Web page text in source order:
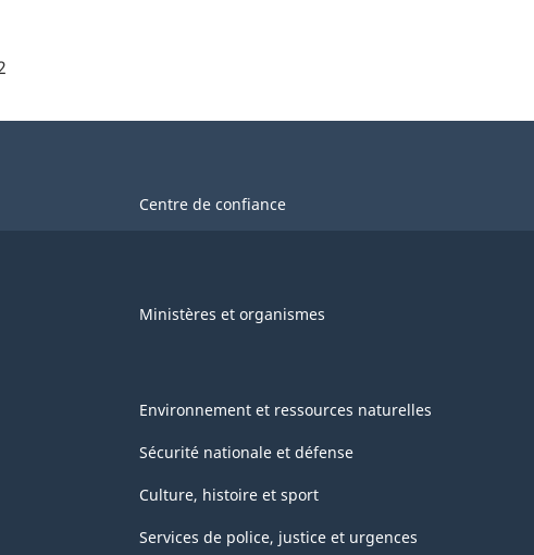
Centre de confiance
Ministères et organismes
Environnement et ressources naturelles
Sécurité nationale et défense
Culture, histoire et sport
Services de police, justice et urgences